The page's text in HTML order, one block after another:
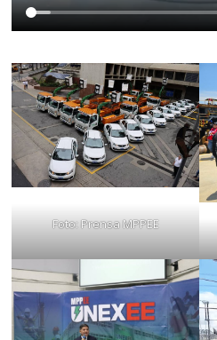
Foto: Prensa MPPEE